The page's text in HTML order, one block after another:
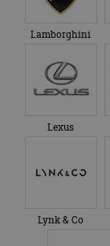
Lamborghini
Lexus
Lynk & Co